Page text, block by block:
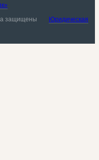
защищены
Юридическая